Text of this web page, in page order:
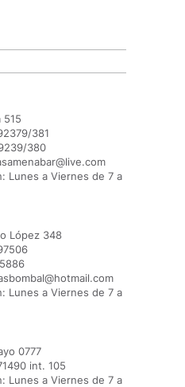
515
381
380
Lunes a Viernes de 7 a
López 348
Lunes a Viernes de 7 a
0777
int. 105
Lunes a Viernes de 7 a